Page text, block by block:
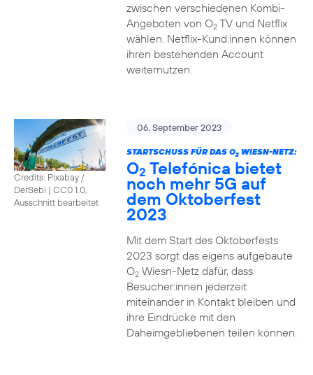
zwischen verschiedenen Kombi-
Angeboten von O2TV und Netflix
wählen. Netflix-Kund:innen können
ihren bestehenden Account
weiternutzen.
Credits: Pixabay /
DerSebi | CC0 1.0,
Ausschnitt bearbeitet
06. September 2023
STARTSCHUSS FÜR DAS O2WIESN-NETZ:
O2 Telefónica bietet
noch mehr 5G auf
dem Oktoberfest
2023
Mit dem Start des Oktoberfests
2023 sorgt das eigens aufgebaute
O2Wiesn-Netz dafür, dass
Besucher:innen jederzeit
miteinander in Kontakt bleiben und
ihre Eindrücke mit den
Daheimgebliebenen teilen können.